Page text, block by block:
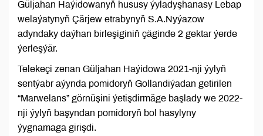
Güljahan Haýidowanyň hususy ýyladyşhanasy Lebap
welaýatynyň Çärjew etrabynyň S.A.Nyýazow
adyndaky daýhan birleşiginiň çäginde 2 gektar ýerde
ýerleşýär.
Telekeçi zenan Güljahan Haýidowa 2021-nji ýylyň
sentýabr aýynda pomidoryň Gollandiýadan getirilen
“Marwelans” görnüşini ýetişdirmäge başlady we 2022-
nji ýylyň başyndan pomidoryň bol hasylyny
ýygnamaga girişdi.